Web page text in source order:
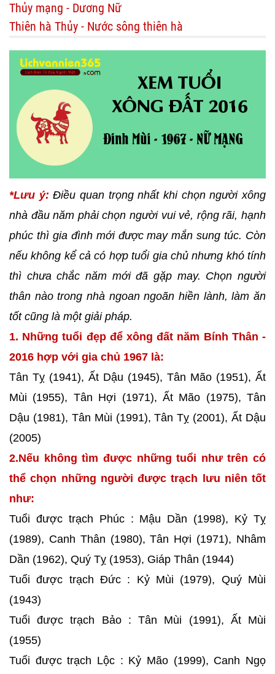
Thủy mạng - Dương Nữ
Thiên hà Thủy - Nước sông thiên hà
*Lưu ý: Điều quan trọng nhất khi chọn người xông
nhà đầu năm phải chọn người vui vẻ, rộng rãi, hạnh
phúc thì gia đình mới được may mắn sung túc. Còn
nếu không kể cả có hợp tuổi gia chủ nhưng khó tính
thì chưa chắc năm mới đã gặp may. Chọn người
thân nào trong nhà ngoan ngoãn hiền lành, làm ăn
tốt cũng là một giải pháp.
1. Những tuổi đẹp để xông đất năm Bính Thân -
2016 hợp với gia chủ 1967 là:
Tân Tỵ (1941), Ất Dậu (1945), Tân Mão (1951), Ất
Mùi (1955), Tân Hợi (1971), Ất Mão (1975), Tân
Dậu (1981), Tân Mùi (1991), Tân Tỵ (2001), Ất Dậu
(2005)
2.Nếu không tìm được những tuổi như trên có
thể chọn những người được trạch lưu niên tốt
như:
Tuổi được trạch Phúc : Mậu Dần (1998), Kỷ Tỵ
(1989), Canh Thân (1980), Tân Hợi (1971), Nhâm
Dần (1962), Quý Tỵ (1953), Giáp Thân (1944)
Tuổi được trạch Đức : Kỷ Mùi (1979), Quý Mùi
(1943)
Tuổi được trạch Bảo : Tân Mùi (1991), Ất Mùi
(1955)
Tuổi được trạch Lộc : Kỷ Mão (1999), Canh Ngọ